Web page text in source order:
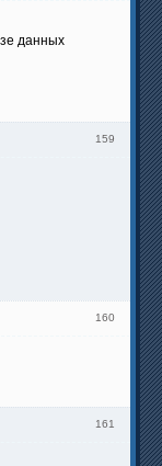
данных
159
160
161